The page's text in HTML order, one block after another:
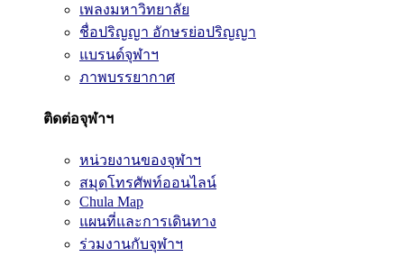
เพลงมหาวิทยาลัย
ชื่อปริญญา อักษรย่อปริญญา
แบรนด์จุฬาฯ
ภาพบรรยากาศ
ติดต่อจุฬาฯ
หน่วยงานของจุฬาฯ
สมุดโทรศัพท์ออนไลน์
Chula Map
แผนที่และการเดินทาง
ร่วมงานกับจุฬาฯ